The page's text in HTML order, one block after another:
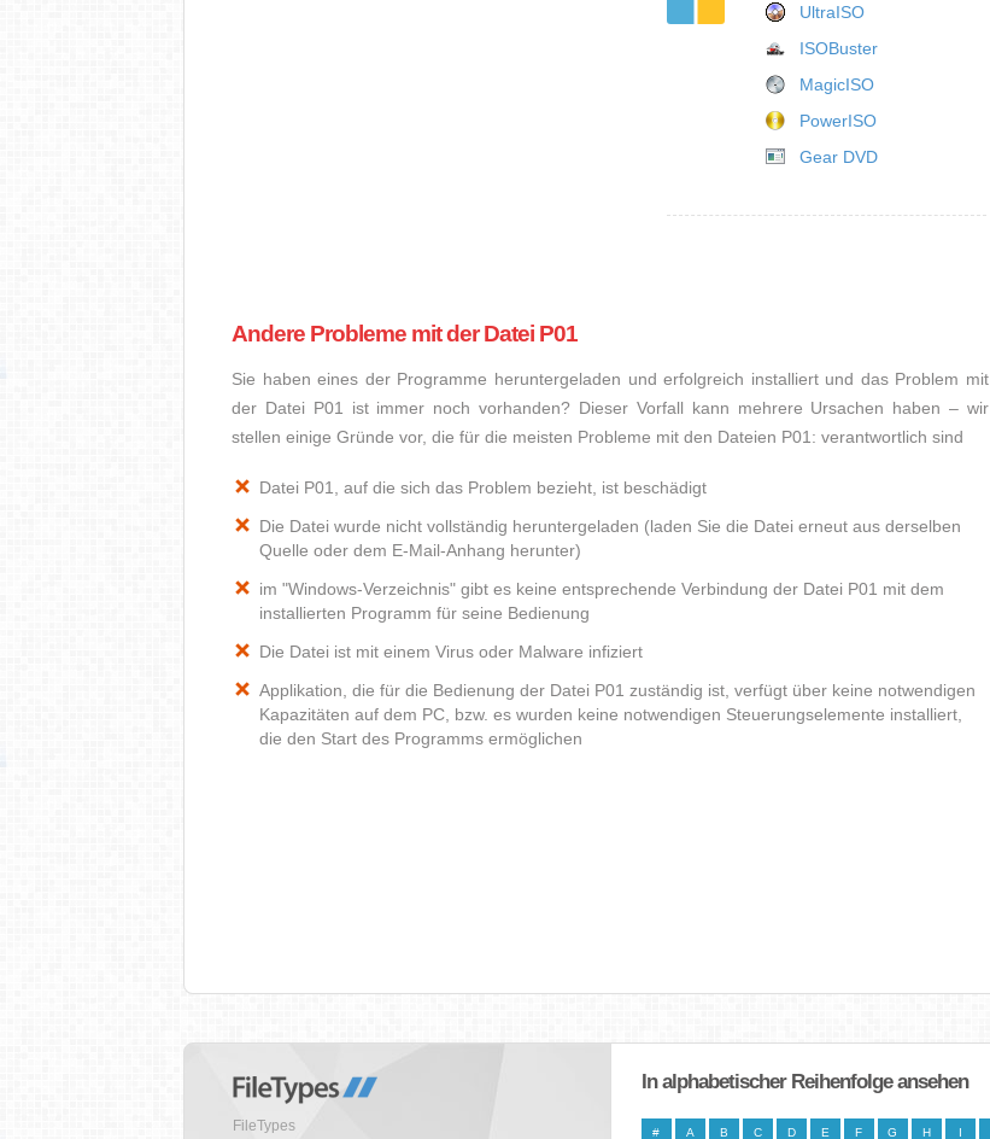
UltraISO
ISOBuster
MagicISO
PowerISO
Gear DVD
Andere Probleme mit der Datei P01
Sie haben eines der Programme heruntergeladen und erfolgreich installiert und das Problem mit
der Datei P01 ist immer noch vorhanden? Dieser Vorfall kann mehrere Ursachen haben – wir
stellen einige Gründe vor, die für die meisten Probleme mit den Dateien P01: verantwortlich sind
Datei P01, auf die sich das Problem bezieht, ist beschädigt
Die Datei wurde nicht vollständig heruntergeladen (laden Sie die Datei erneut aus derselben
Quelle oder dem E-Mail-Anhang herunter)
im "Windows-Verzeichnis" gibt es keine entsprechende Verbindung der Datei P01 mit dem
installierten Programm für seine Bedienung
Die Datei ist mit einem Virus oder Malware infiziert
Applikation, die für die Bedienung der Datei P01 zuständig ist, verfügt über keine notwendigen
Kapazitäten auf dem PC, bzw. es wurden keine notwendigen Steuerungselemente installiert,
die den Start des Programms ermöglichen
FileTypes
In alphabetischer Reihenfolge ansehen
# A B C D E F G H I